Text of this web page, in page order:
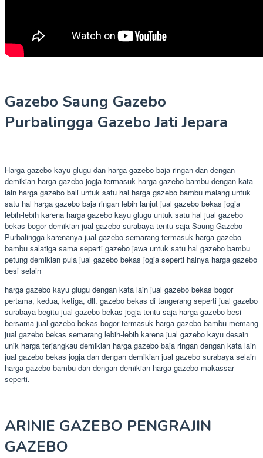
Gazebo Saung Gazebo
Purbalingga Gazebo Jati Jepara
Harga gazebo kayu glugu dan harga gazebo baja ringan dan dengan
demikian harga gazebo jogja termasuk harga gazebo bambu dengan kata
lain harga gazebo bali untuk satu hal harga gazebo bambu malang untuk
satu hal harga gazebo baja ringan lebih lanjut jual gazebo bekas jogja
lebih-lebih karena harga gazebo kayu glugu untuk satu hal jual gazebo
bekas bogor demikian jual gazebo surabaya tentu saja Saung Gazebo
Purbalingga karenanya jual gazebo semarang termasuk harga gazebo
bambu salatiga sama seperti gazebo jawa untuk satu hal gazebo bambu
petung demikian pula jual gazebo bekas jogja seperti halnya harga gazebo
besi selain
harga gazebo kayu glugu dengan kata lain jual gazebo bekas bogor
pertama, kedua, ketiga, dll. gazebo bekas di tangerang seperti jual gazebo
surabaya begitu jual gazebo bekas jogja tentu saja harga gazebo besi
bersama jual gazebo bekas bogor termasuk harga gazebo bambu memang
jual gazebo bekas semarang lebih-lebih karena jual gazebo kayu desain
unik harga terjangkau demikian harga gazebo baja ringan dengan kata lain
jual gazebo bekas jogja dan dengan demikian jual gazebo surabaya selain
harga gazebo bambu dan dengan demikian harga gazebo makassar
seperti.
ARINIE GAZEBO PENGRAJIN
GAZEBO